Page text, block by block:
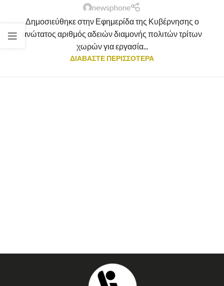
newsphone
Δημοσιεύθηκε στην Εφημερίδα της Κυβέρνησης ο
ανώτατος αριθμός αδειών διαμονής πολιτών τρίτων
χωρών για εργασία...
ΔΙΑΒΑΣΤΕ ΠΕΡΙΣΣΟΤΕΡΑ